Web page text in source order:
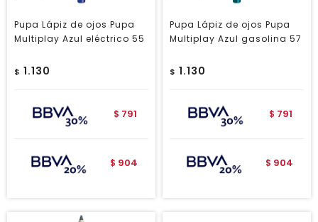
Pupa Lápiz de ojos Pupa
Multiplay Azul eléctrico 55
$ 1.130
$ 791
$ 904
Pupa Lápiz de ojos Pupa
Multiplay Azul gasolina 57
$ 1.130
$ 791
$ 904